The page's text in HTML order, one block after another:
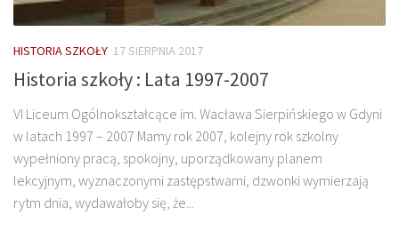
HISTORIA SZKOŁY 17 SIERPNIA 2017
Historia szkoły : Lata 1997-2007
VI Liceum Ogólnokształcące im. Wacława Sierpińskiego w Gdyni
w latach 1997 – 2007 Mamy rok 2007, kolejny rok szkolny
wypełniony pracą, spokojny, uporządkowany planem
lekcyjnym, wyznaczonymi zastępstwami, dzwonki wymierzają
rytm dnia, wydawałoby się, że...